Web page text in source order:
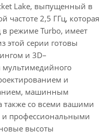
Lake, выпущенный в
частоте 2,5 ГГц, которая
режиме Turbo, имеет
этой серии готовы
и 3D–
и
машинным
также со всеми вашими
профессиональными
высоты